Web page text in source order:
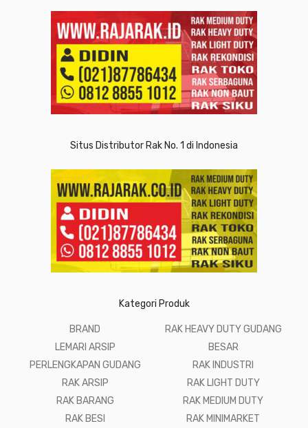
Situs Distributor Rak No. 1 di Indonesia
Kategori Produk
BRAND
LEMARI ARSIP
PERLENGKAPAN GUDANG
RAK ARSIP
RAK BARANG
RAK BESI
RAK HEAVY DUTY GUDANG
BESAR
RAK INDUSTRI
RAK LIGHT DUTY
RAK MEDIUM DUTY
RAK MINIMARKET